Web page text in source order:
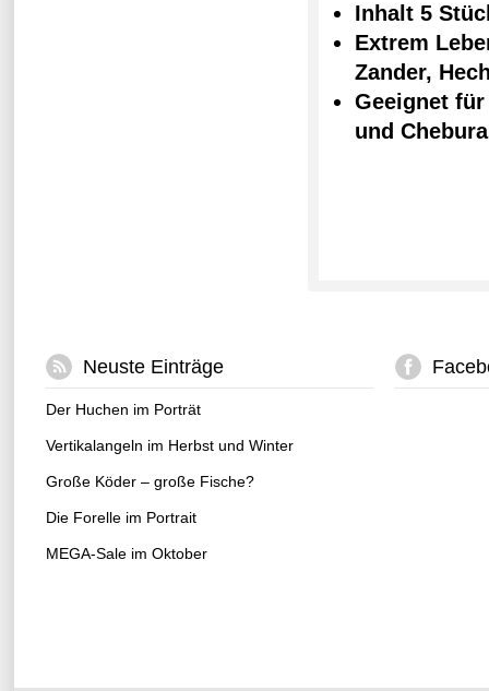
Inhalt 5
Extrem
Zander,
Geeignet
und
Neuste Einträge
Der Huchen im Porträt
Vertikalangeln im Herbst und Winter
Große Köder – große Fische?
Die Forelle im Portrait
MEGA-Sale im Oktober